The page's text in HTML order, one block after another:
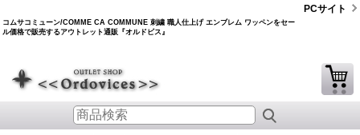
コムサコミューン/COMME CA COMMUNE 刺繍 職人仕上げ エンブレム ワッペンをセー
ル価格で販売するアウトレット通販『オルドビス』
PCサイト